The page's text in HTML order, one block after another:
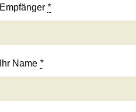
Empfänger *
Ihr Name *